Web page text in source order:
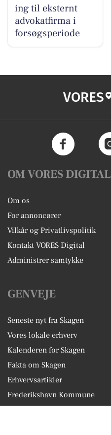
ing til eksternt
advokatfirma i
forsøgsperiode
VORES
OM VORES DIGITAL
Om os
For annoncører
Vilkår og Privatlivspolitik
Kontakt VORES Digital
Administrer samtykke
GENVEJE
Seneste nyt fra Skagen
Vores lokale erhverv
Kalenderen for Skagen
Fakta om Skagen
Erhvervsartikler
Frederikshavn Kommune